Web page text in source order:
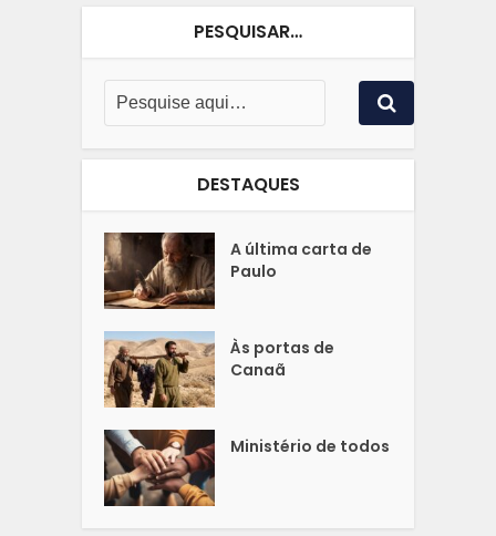
PESQUISAR…
DESTAQUES
A última carta de
Paulo
Às portas de
Canaã
Ministério de todos